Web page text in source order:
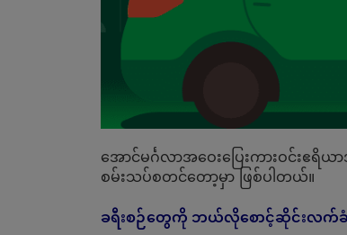
အောင်မင်္ဂလာအဝေးပြေးကားဝင်
စမ်းသပ်စတင်တော့မှာ ဖြစ်ပါတယ်။
ခရီးစဉ်တွေကို ဘယ်လိုစောင့်ဆိုင်းလက်